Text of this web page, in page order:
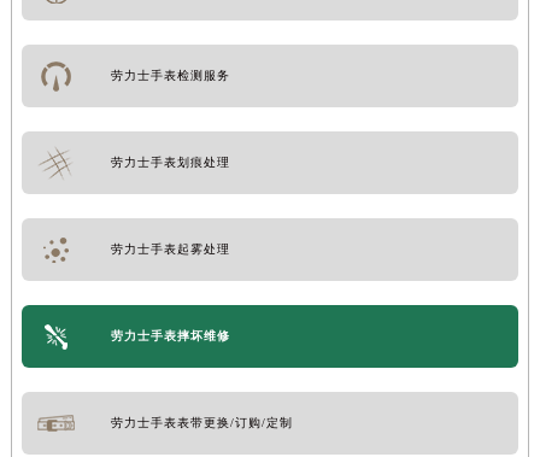
劳力士手表检测服务
劳力士手表划痕处理
劳力士手表起雾处理
劳力士手表摔坏维修
劳力士手表表带更换/订购/定制